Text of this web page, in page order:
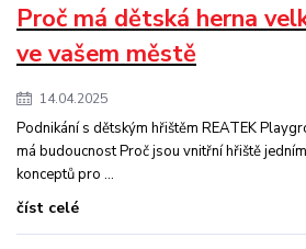
Proč má dětská herna
ve vašem městě
14.04.2025
Podnikání s dětským hřištěm REATEK
má budoucnost Proč jsou vnitřní hřiště
konceptů pro ...
číst celé